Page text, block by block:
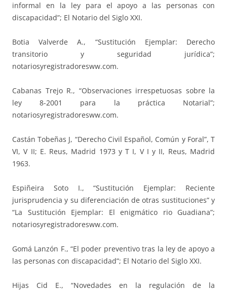
informal en la ley para el apoyo a las personas con
discapacidad”; El Notario del Siglo XXI.
Botia Valverde A., “Sustitución Ejemplar: Derecho
transitorio y seguridad jurídica”;
notariosyregistradoresww.com.
Cabanas Trejo R., “Observaciones irrespetuosas sobre la
ley 8-2001 para la práctica Notarial”;
notariosyregistradoresww.com.
Castán Tobeñas J, “Derecho Civil Español, Común y Foral”, T
VI, V II; E. Reus, Madrid 1973 y T I, V I y II, Reus, Madrid
1963.
Espiñeira Soto I., “Sustitución Ejemplar: Reciente
jurisprudencia y su diferenciación de otras sustituciones” y
“La Sustitución Ejemplar: El enigmático rio Guadiana”;
notariosyregistradoresww.com.
Gomá Lanzón F., “El poder preventivo tras la ley de apoyo a
las personas con discapacidad”; El Notario del Siglo XXI.
Hijas Cid E., “Novedades en la regulación de la